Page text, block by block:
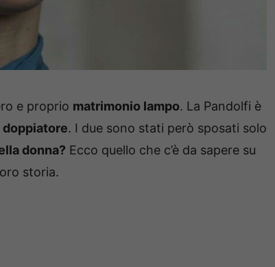
e proprio matrimonio lampo. La Pandolfi è
doppiatore. I due sono stati però sposati solo
donna? Ecco quello che c’è da sapere su
storia.